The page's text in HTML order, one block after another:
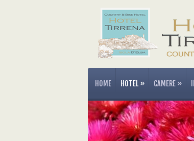
HOME HOTEL » CAMERE »